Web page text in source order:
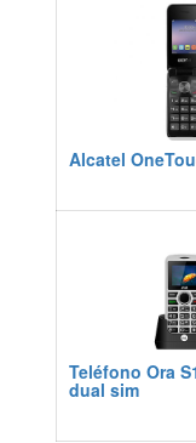
Alcatel
Teléfono Ora
dual sim